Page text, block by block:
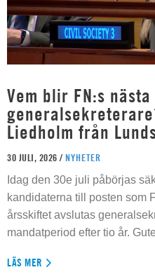
Vem blir FN:s nästa
Liedholm från
30 JULI, 2026 / NYHETER
Idag den 30e juli påbörjas
kandidaterna till posten som
årsskiftet avslutas
mandatperiod efter tio år.
LÄS MER